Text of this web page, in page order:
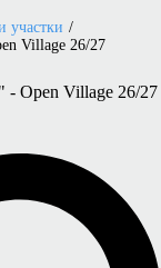
участки
Village 26/27
Open Village 26/27